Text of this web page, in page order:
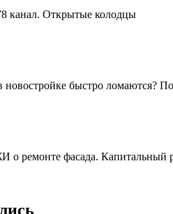
канал. Открытые колодцы
новостройке быстро ломаются?
о ремонте фасада.